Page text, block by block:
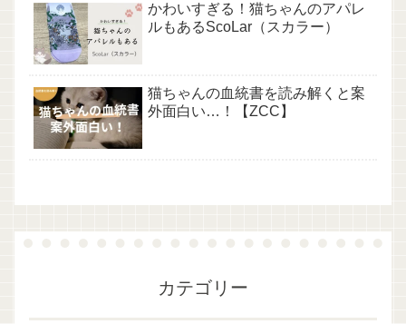
かわいすぎる！猫ちゃんのアパレ
ルもあるScoLar（スカラー）
猫ちゃんの血統書を読み解くと案
外面白い…！【ZCC】
カテゴリー